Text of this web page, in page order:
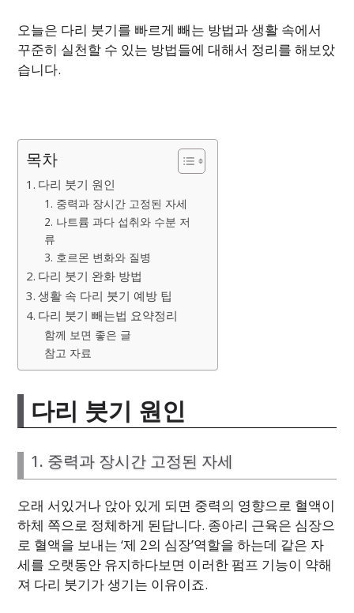
오늘은 다리 붓기를 빠르게 빼는 방법과 생활 속에서
꾸준히 실천할 수 있는 방법들에 대해서 정리를 해보았
습니다.
목차
다리 붓기 원인
1. 중력과 장시간 고정된 자세
2. 나트륨 과다 섭취와 수분 저
류
3. 호르몬 변화와 질병
다리 붓기 완화 방법
생활 속 다리 붓기 예방 팁
다리 붓기 빼는법 요약정리
함께 보면 좋은 글
참고 자료
다리 붓기 원인
1. 중력과 장시간 고정된 자세
오래 서있거나 앉아 있게 되면 중력의 영향으로 혈액이
하체 쪽으로 정체하게 된답니다. 종아리 근육은 심장으
로 혈액을 보내는 ‘제 2의 심장’역할을 하는데 같은 자
세를 오랫동안 유지하다보면 이러한 펌프 기능이 약해
져 다리 붓기가 생기는 이유이죠.